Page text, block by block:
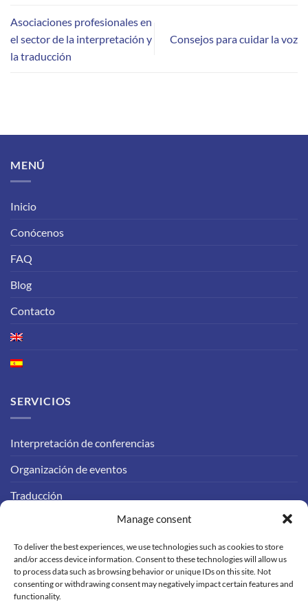
Manage consent
To deliver the best experiences, we use technologies such as cookies to store
and/or access device information. Consent to these technologies will allow us
to process data such as browsing behavior or unique IDs on this site. Not
consenting or withdrawing consent may negatively impact certain features and
functionality.
Asociaciones profesionales en
el sector de la interpretación y
la traducción
Consejos para cuidar la voz
MENÚ
Inicio
Conócenos
FAQ
Blog
Contacto
SERVICIOS
Interpretación de conferencias
Organización de eventos
Traducción
CONTACTO
Escríbenos: